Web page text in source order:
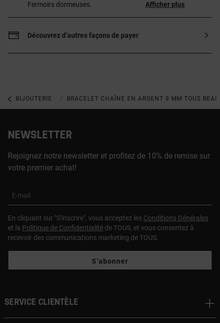
Fermoirs dormeuses.
Afficher plus
Découvrez d’autres façons de payer
BIJOUTERIE BIJOUX EN ARGENT 925
BRACELET CHAÎNE EN ARGENT 9 MM TOUS
NEWSLETTER
Rejoignez notre newsletter et profitez de 10% de remise sur
votre premier achat!
E-mail
En cliquant sur "S'inscrire", vous acceptez les Conditions Générales
et la Politique de Confidentialité de TOUS, et vous consentez à
recevoir des communications marketing de TOUS.
S’abonner
Service clientèle